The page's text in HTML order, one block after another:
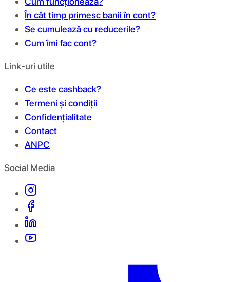
În cât timp primesc banii în cont?
Se cumulează cu reducerile?
Cum îmi fac cont?
Link-uri utile
Ce este cashback?
Termeni și condiții
Confidențialitate
Contact
ANPC
Social Media